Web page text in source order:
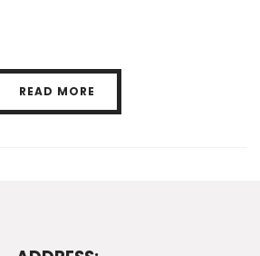
READ MORE